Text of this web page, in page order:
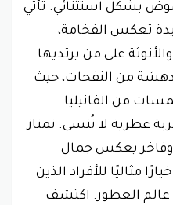
بشكل استثنائي. تأتي
تعكس الفخامة،
على من يرتديها.
من النفحات، حيث
من الفانيليا
عطرية لا تُنسى. تمتاز
وفاخر يعكس جمال
مثاليًا للأفراد الذين
عالم العطور. اكتشف